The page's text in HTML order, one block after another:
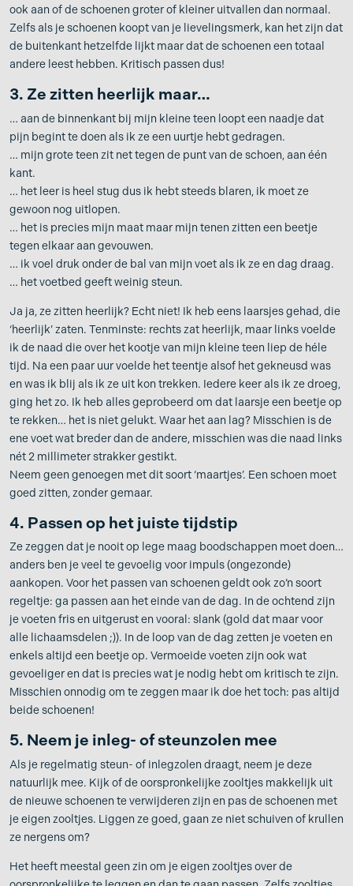
ook aan of de schoenen groter of kleiner uitvallen dan normaal.
Zelfs als je schoenen koopt van je lievelingsmerk, kan het zijn dat
de buitenkant hetzelfde lijkt maar dat de schoenen een totaal
andere leest hebben. Kritisch passen dus!
3. Ze zitten heerlijk maar…
… aan de binnenkant bij mijn kleine teen loopt een naadje dat
pijn begint te doen als ik ze een uurtje hebt gedragen.
… mijn grote teen zit net tegen de punt van de schoen, aan één
kant.
… het leer is heel stug dus ik hebt steeds blaren, ik moet ze
gewoon nog uitlopen.
… het is precies mijn maat maar mijn tenen zitten een beetje
tegen elkaar aan gevouwen.
… ik voel druk onder de bal van mijn voet als ik ze en dag draag.
… het voetbed geeft weinig steun.
Ja ja, ze zitten heerlijk? Echt niet! Ik heb eens laarsjes gehad, die
‘heerlijk’ zaten. Tenminste: rechts zat heerlijk, maar links voelde
ik de naad die over het kootje van mijn kleine teen liep de héle
tijd. Na een paar uur voelde het teentje alsof het gekneusd was
en was ik blij als ik ze uit kon trekken. Iedere keer als ik ze droeg,
ging het zo. Ik heb alles geprobeerd om dat laarsje een beetje op
te rekken… het is niet gelukt. Waar het aan lag? Misschien is de
ene voet wat breder dan de andere, misschien was die naad links
nét 2 millimeter strakker gestikt.
Neem geen genoegen met dit soort ‘maartjes’. Een schoen moet
goed zitten, zonder gemaar.
4. Passen op het juiste tijdstip
Ze zeggen dat je nooit op lege maag boodschappen moet doen…
anders ben je veel te gevoelig voor impuls (ongezonde)
aankopen. Voor het passen van schoenen geldt ook zo’n soort
regeltje: ga passen aan het einde van de dag. In de ochtend zijn
je voeten fris en uitgerust en vooral: slank (gold dat maar voor
alle lichaamsdelen ;)). In de loop van de dag zetten je voeten en
enkels altijd een beetje op. Vermoeide voeten zijn ook wat
gevoeliger en dat is precies wat je nodig hebt om kritisch te zijn.
Misschien onnodig om te zeggen maar ik doe het toch: pas altijd
beide schoenen!
5. Neem je inleg- of steunzolen mee
Als je regelmatig steun- of inlegzolen draagt, neem je deze
natuurlijk mee. Kijk of de oorspronkelijke zooltjes makkelijk uit
de nieuwe schoenen te verwijderen zijn en pas de schoenen met
je eigen zooltjes. Liggen ze goed, gaan ze niet schuiven of krullen
ze nergens om?
Het heeft meestal geen zin om je eigen zooltjes over de